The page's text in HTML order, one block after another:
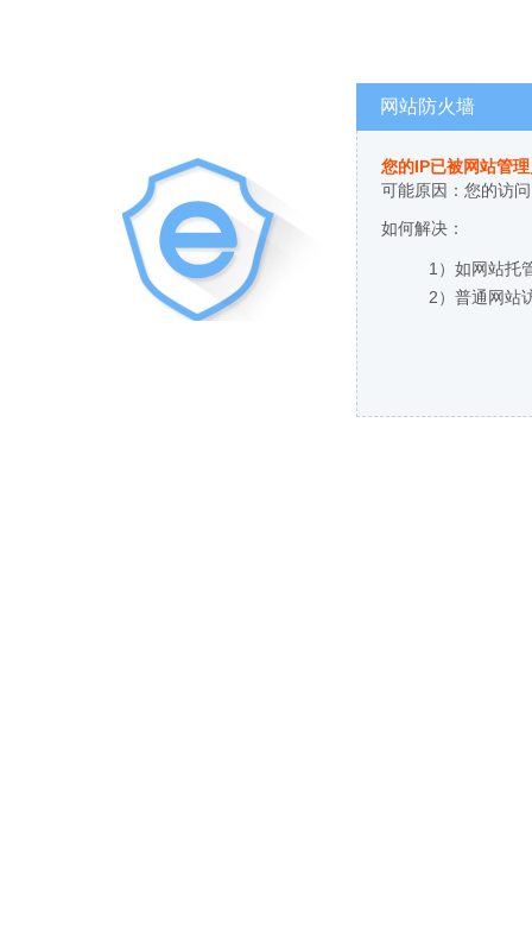
网站防火墙
您的IP已被网站管
可能原因：您的访
如何解决：
1）如网站托
2）普通网站